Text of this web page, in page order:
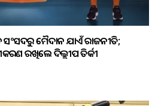
ମୈଦାନ ଯାଏଁ ରାଜନୀତି;
ରଖିଲେ ଦିଲ୍ଲୀପ ତିର୍କୀ